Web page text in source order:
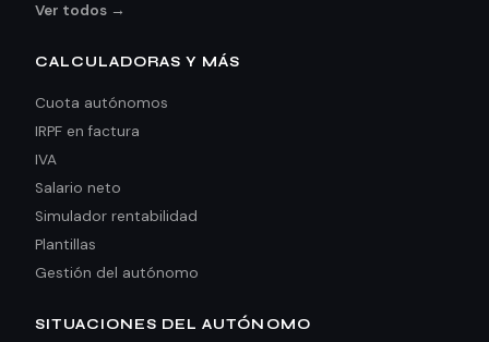
Ver todos →
CALCULADORAS Y MÁS
Cuota autónomos
IRPF en factura
IVA
Salario neto
Simulador rentabilidad
Plantillas
Gestión del autónomo
SITUACIONES DEL AUTÓNOMO